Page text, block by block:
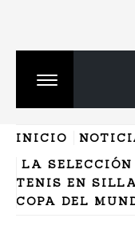
Cambiar
INICIO
LA SELECCIÓN
TENIS EN
COPA DEL